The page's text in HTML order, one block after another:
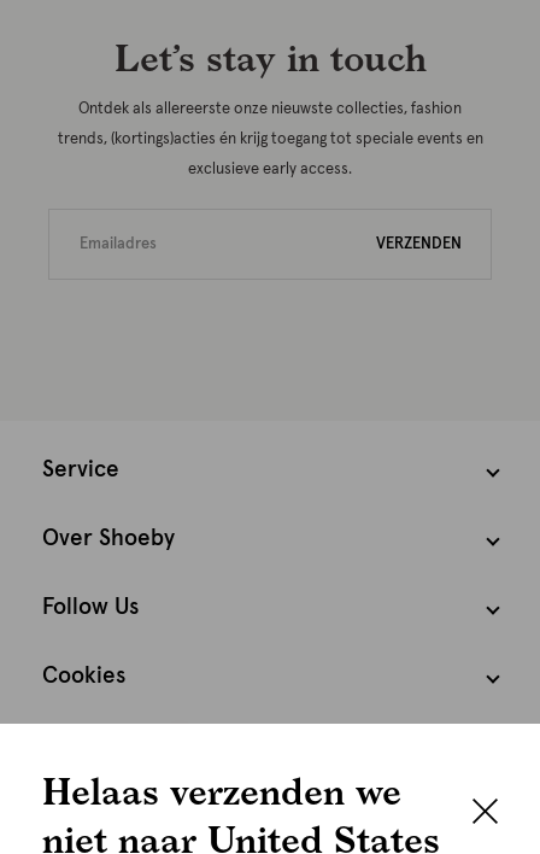
graag persoonlijk
Let’s stay in touch
Ontdek als allereerste onze nieuwste collecties, fashion
trends, (kortings)acties én krijg toegang tot speciale events en
exclusieve early access.
VERZENDEN
Service
Over Shoeby
Follow Us
Cookies
Helaas verzenden we
niet naar United States